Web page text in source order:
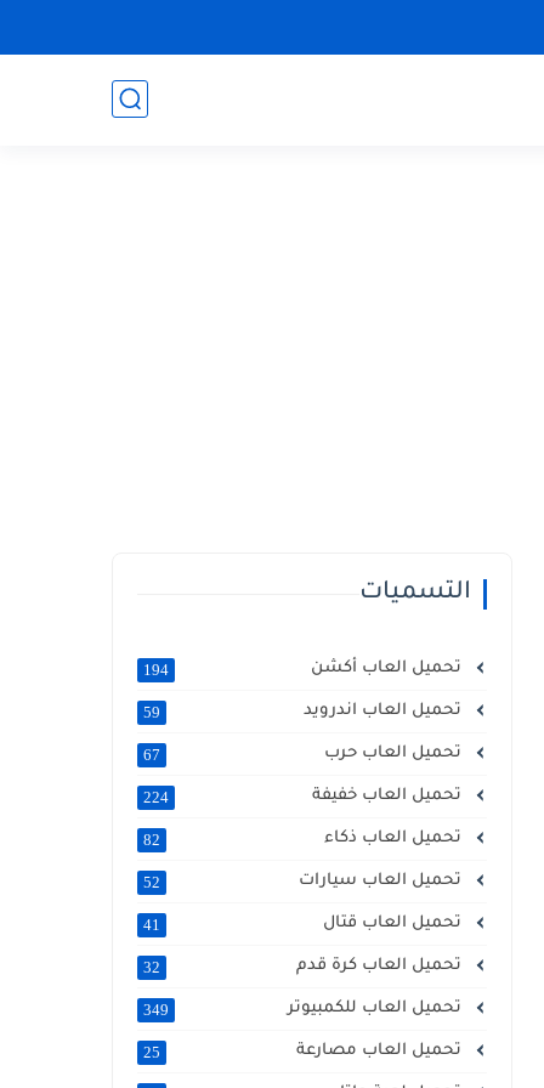
التسميات
تحميل العاب أكشن 194
تحميل العاب اندرويد 59
تحميل العاب حرب 67
تحميل العاب خفيفة 224
تحميل العاب ذكاء 82
تحميل العاب سيارات 52
تحميل العاب قتال 41
تحميل العاب كرة قدم 32
تحميل العاب للكمبيوتر 349
تحميل العاب مصارعة 25